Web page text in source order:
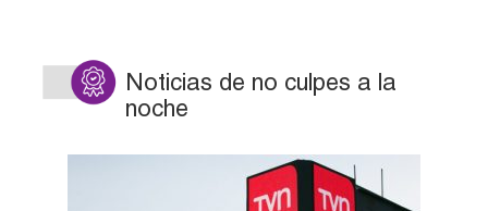
Noticias de no culpes a la
noche